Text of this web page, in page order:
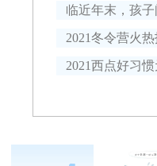
临近年末，孩
2021西点好习